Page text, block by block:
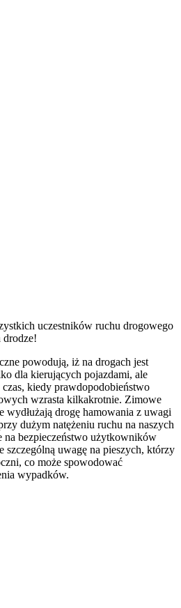
uczestników ruchu drogowego
drodze!
powodują, iż na drogach jest
dla kierujących pojazdami, ale
kiedy prawdopodobieństwo
wzrasta kilkakrotnie. Zimowe
wydłużają drogę hamowania z uwagi
dużym natężeniu ruchu na naszych
na bezpieczeństwo użytkowników
uwagę na pieszych, którzy
co może spowodować
wypadków.